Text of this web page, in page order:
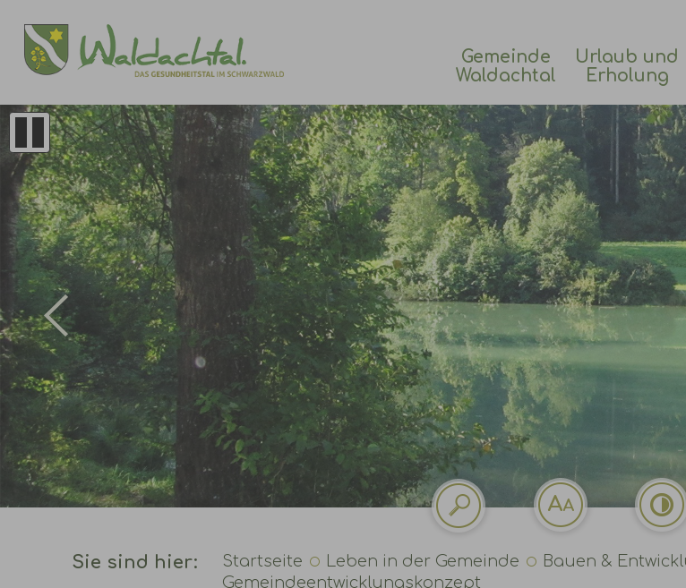
Gemeinde
Waldachtal
Urlaub und
Erholung
Sie sind hier: Startseite Leben in der Gemeinde
Bauen &
Gemeindeentwicklungskonzept